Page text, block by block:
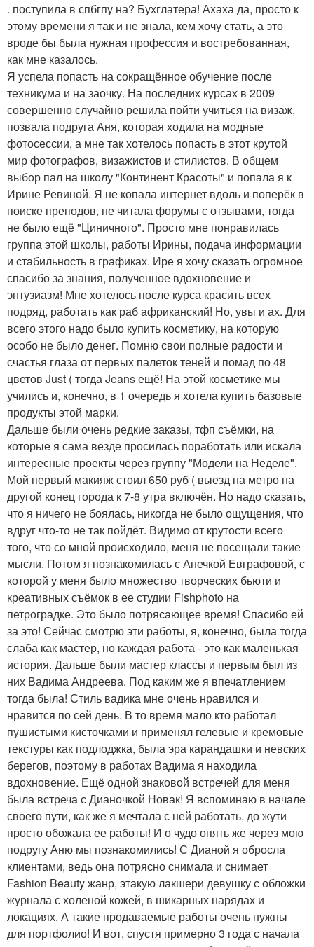
. поступила в спбгпу на? Бухглатера! Ахаха да, просто к
этому времени я так и не знала, кем хочу стать, а это
вроде бы была нужная профессия и востребованная,
как мне казалось.
Я успела попасть на сокращённое обучение после
техникума и на заочку. На последних курсах в 2009
совершенно случайно решила пойти учиться на визаж,
позвала подруга Аня, которая ходила на модные
фотосессии, а мне так хотелось попасть в этот крутой
мир фотографов, визажистов и стилистов. В общем
выбор пал на школу "Континент Красоты" и попала я к
Ирине Ревиной. Я не копала интернет вдоль и поперёк в
поиске преподов, не читала форумы с отзывами, тогда
не было ещё "Циничного". Просто мне понравилась
группа этой школы, работы Ирины, подача информации
и стабильность в графиках. Ире я хочу сказать огромное
спасибо за знания, полученное вдохновение и
энтузиазм! Мне хотелось после курса красить всех
подряд, работать как раб африканский! Но, увы и ах. Для
всего этого надо было купить косметику, на которую
особо не было денег. Помню свои полные радости и
счастья глаза от первых палеток теней и помад по 48
цветов Just ( тогда Jeans ещё! На этой косметике мы
учились и, конечно, в 1 очередь я хотела купить базовые
продукты этой марки.
Дальше были очень редкие заказы, тфп съёмки, на
которые я сама везде просилась поработать или искала
интересные проекты через группу "Модели на Неделе".
Мой первый макияж стоил 650 руб ( выезд на метро на
другой конец города к 7-8 утра включён. Но надо сказать,
что я ничего не боялась, никогда не было ощущения, что
вдруг что-то не так пойдёт. Видимо от крутости всего
того, что со мной происходило, меня не посещали такие
мысли. Потом я познакомилась с Анечкой Евграфовой, с
которой у меня было множество творческих бьюти и
креативных съёмок в ее студии Fishphoto на
петроградке. Это было потрясающее время! Спасибо ей
за это! Сейчас смотрю эти работы, я, конечно, была тогда
слаба как мастер, но каждая работа - это как маленькая
история. Дальше были мастер классы и первым был из
них Вадима Андреева. Под каким же я впечатлением
тогда была! Стиль вадика мне очень нравился и
нравится по сей день. В то время мало кто работал
пушистыми кисточками и применял гелевые и кремовые
текстуры как подлоджка, была эра карандашки и невских
берегов, поэтому в работах Вадима я находила
вдохновение. Ещё одной знаковой встречей для меня
была встреча с Дианочкой Новак! Я вспоминаю в начале
своего пути, как же я мечтала с ней работать, до жути
просто обожала ее работы! И о чудо опять же через мою
подругу Аню мы познакомились! С Дианой я обросла
клиентами, ведь она потрясно снимала и снимает
Fashion Beauty жанр, этакую лакшери девушку с обложки
журнала с холеной кожей, в шикарных нарядах и
локациях. А такие продаваемые работы очень нужны
для портфолио! И вот, спустя примерно 3 года с начала